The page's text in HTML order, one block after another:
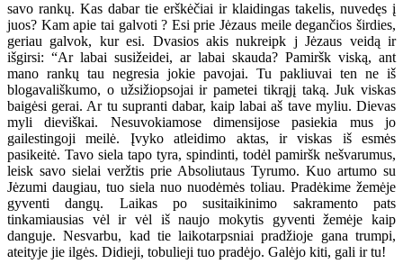
savo rankų. Kas dabar tie erškėčiai ir klaidingas takelis, nuvedęs į
juos? Kam apie tai galvoti ? Esi prie Jėzaus meile degančios širdies,
geriau galvok, kur esi. Dvasios akis nukreipk j Jėzaus veidą ir
išgirsi: “Ar labai susižeidei, ar labai skauda? Pamiršk viską, ant
mano rankų tau negresia jokie pavojai. Tu pakliuvai ten ne iš
blogavališkumo, o užsižiopsojai ir pametei tikrąjį taką. Juk viskas
baigėsi gerai. Ar tu supranti dabar, kaip labai aš tave myliu. Dievas
myli dieviškai. Nesuvokiamose dimensijose pasiekia mus jo
gailestingoji meilė. Įvyko atleidimo aktas, ir viskas iš esmės
pasikeitė. Tavo siela tapo tyra, spindinti, todėl pamiršk nešvarumus,
leisk savo sielai veržtis prie Absoliutaus Tyrumo. Kuo artumo su
Jėzumi daugiau, tuo siela nuo nuodėmės toliau. Pradėkime žemėje
gyventi dangų. Laikas po susitaikinimo sakramento pats
tinkamiausias vėl ir vėl iš naujo mokytis gyventi žemėje kaip
danguje. Nesvarbu, kad tie laikotarpsniai pradžioje gana trumpi,
ateityje jie ilgės. Didieji, tobulieji tuo pradėjo. Galėjo kiti, gali ir tu!